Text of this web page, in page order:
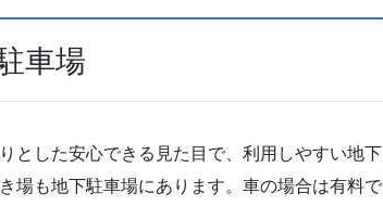
車場
とした安心できる見た目で、利用しやすい地下
場も地下駐車場にあります。車の場合は有料で